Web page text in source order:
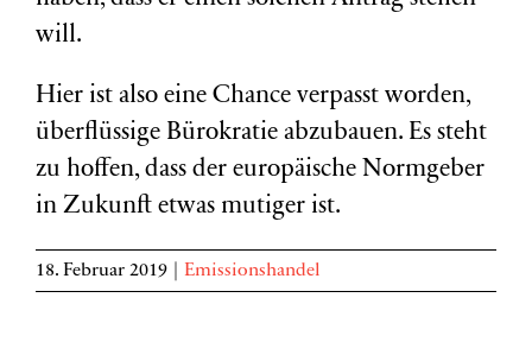
will.
Hier ist also eine Chance verpasst worden,
überflüssige Bürokratie abzubauen. Es steht
zu hoffen, dass der europäische Normgeber
in Zukunft etwas mutiger ist.
18. Februar 2019 Emissionshandel